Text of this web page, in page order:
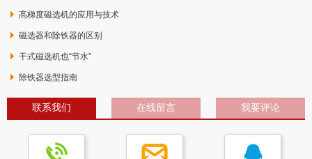
高梯度磁选机的应用与技术
磁选器和除铁器的区别
干式磁选机也“节水”
除铁器选型指南
联系我们 在线留言 我要评论